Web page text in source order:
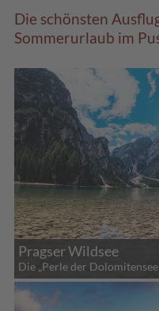
Die schönsten
Sommerurlaub im
Pragser Wildsee
Die „Perle der